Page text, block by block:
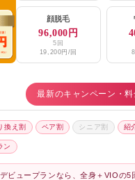
ム銀座院 ★4.6 /
橋銀座口院 ★4.6 /
ック銀座院 ★4.5 /
リニック ★4.6
顔脱毛
96,000円
5回
19,200円/回
最新のキャンペーン・
換え割 ペア割 シニア割 紹
ン
ビュープランなら、全身＋VIOの5